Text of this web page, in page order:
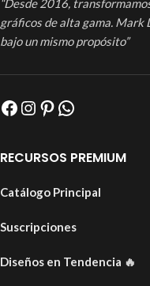
“Desde 2016,
gráficos de alta gama. Mark
bajo un mismo propósito”
RECURSOS PREMIUM
Catálogo Principal
Suscripciones
Diseños en Tendencia 🔥